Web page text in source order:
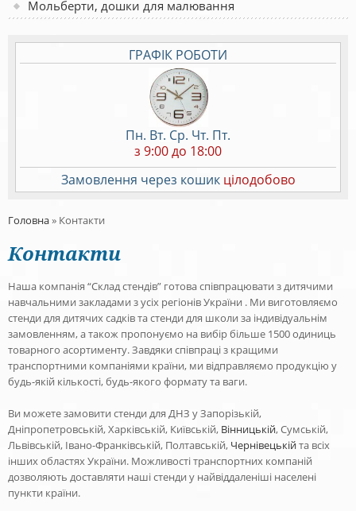
Мольберти, дошки для малювання
ГРАФІК РОБОТИ
Пн. Вт. Ср. Чт. Пт.
з 9:00 до 18:00
Замовлення через кошик цілодобово
Головна» Контакти
Контакти
Наша компанія “Склад стендів” готова співпрацювати з дитячими
навчальними закладами з усіх регіонів України . Ми виготовляємо
стенди для дитячих садків та стенди для школи за індивідуальнім
замовленням, а також пропонуємо на вибір більше 1500 одиниць
товарного асортименту. Завдяки співпраці з кращими
транспортними компаніями країни, ми відправляємо продукцію у
будь-якій кількості, будь-якого формату та ваги.
Ви можете замовити стенди для ДНЗ у Запорізькій,
Дніпропетровській, Харківській, Київській, Вінницькій, Сумській,
Львівській, Івано-Франківській, Полтавській, Чернівецькійта всіх
інших областях України. Можливості транспортних компаній
дозволяють доставляти наші стенди у найвіддаленіші населені
пункти країни.